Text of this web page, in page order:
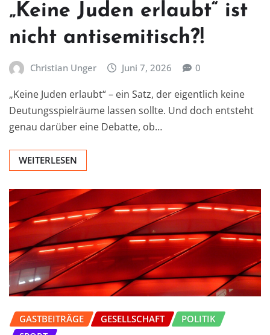
„Keine Juden erlaubt“ ist
nicht antisemitisch?!
Christian Unger Juni 7, 2026 0
„Keine Juden erlaubt“ – ein Satz, der eigentlich keine
Deutungsspielräume lassen sollte. Und doch entsteht
genau darüber eine Debatte, ob…
WEITERLESEN
GASTBEITRÄGE GESELLSCHAFT
POLITIK